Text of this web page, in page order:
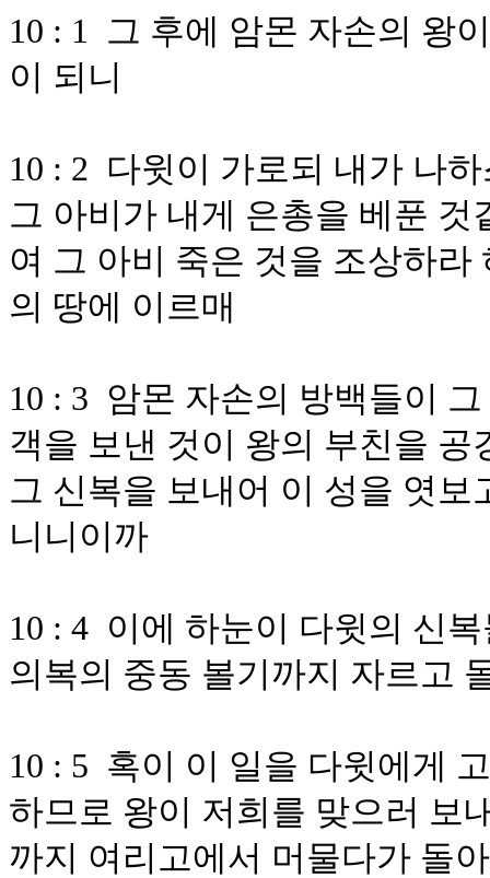
10 : 1 그 후에 암몬 자손의 왕
이 되니
10 : 2 다윗이 가로되 내가 나
그 아비가 내게 은총을 베푼
여 그 아비 죽은 것을 조상하
의 땅에 이르매
10 : 3 암몬 자손의 방백들이
객을 보낸 것이 왕의 부친을
그 신복을 보내어 이 성을 엿
니니이까
10 : 4 이에 하눈이 다윗의 신
의복의 중동 볼기까지 자르고
10 : 5 혹이 이 일을 다윗에게
하므로 왕이 저희를 맞으러 보
까지 여리고에서 머물다가 돌